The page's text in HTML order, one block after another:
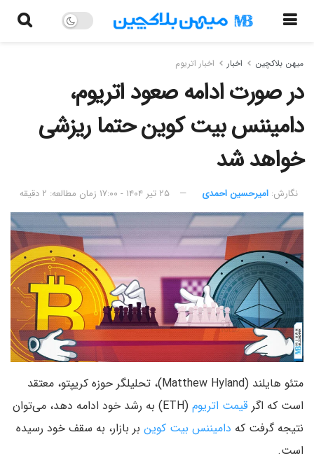
میهن بلاکچین اخبار اخبار اتریوم
در صورت ادامه صعود اتریوم،
دامیننس بیت کوین حتما ریزشی
خواهد شد
نگارش:‌ امیرحسین احمدی ۲۵ تیر ۱۴۰۴ - ۱۷:۰۰ زمان مطالعه: ۲ دقیقه
متئو هایلند (Matthew Hyland)، تحلیلگر حوزه کریپتو، معتقد
است که اگر قیمت اتریوم
(ETH) به رشد خود ادامه دهد، می‌توان
نتیجه گرفت که دامیننس بیت‌ کوین بر بازار، به سقف خود رسیده
است.